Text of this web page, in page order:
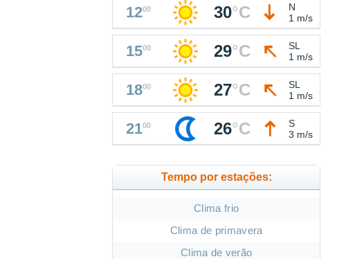
1200 30°C
N
1 m/s
1500 29°C
SL
1 m/s
1800 27°C
SL
1 m/s
2100 26°C
S
3 m/s
Tempo por estações:
Clima frio
Clima de primavera
Clima de verão